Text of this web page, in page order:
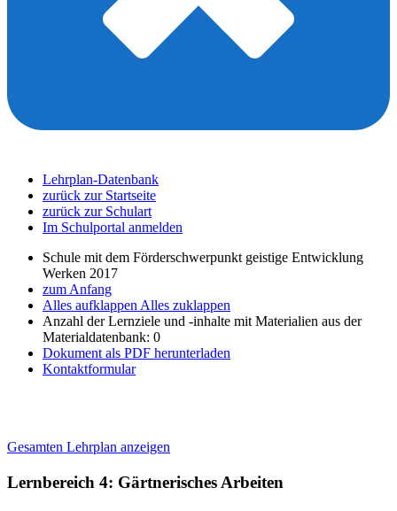
Lehrplan-Datenbank
zurück zur Startseite
zurück zur Schulart
Im Schulportal anmelden
Schule mit dem Förderschwerpunkt geistige Entwicklung
Werken 2017
zum Anfang
Alles aufklappen Alles zuklappen
Anzahl der Lernziele und -inhalte mit Materialien aus der
Materialdatenbank: 0
Dokument als PDF herunterladen
Kontaktformular
Gesamten Lehrplan anzeigen
Lernbereich 4: Gärtnerisches Arbeiten